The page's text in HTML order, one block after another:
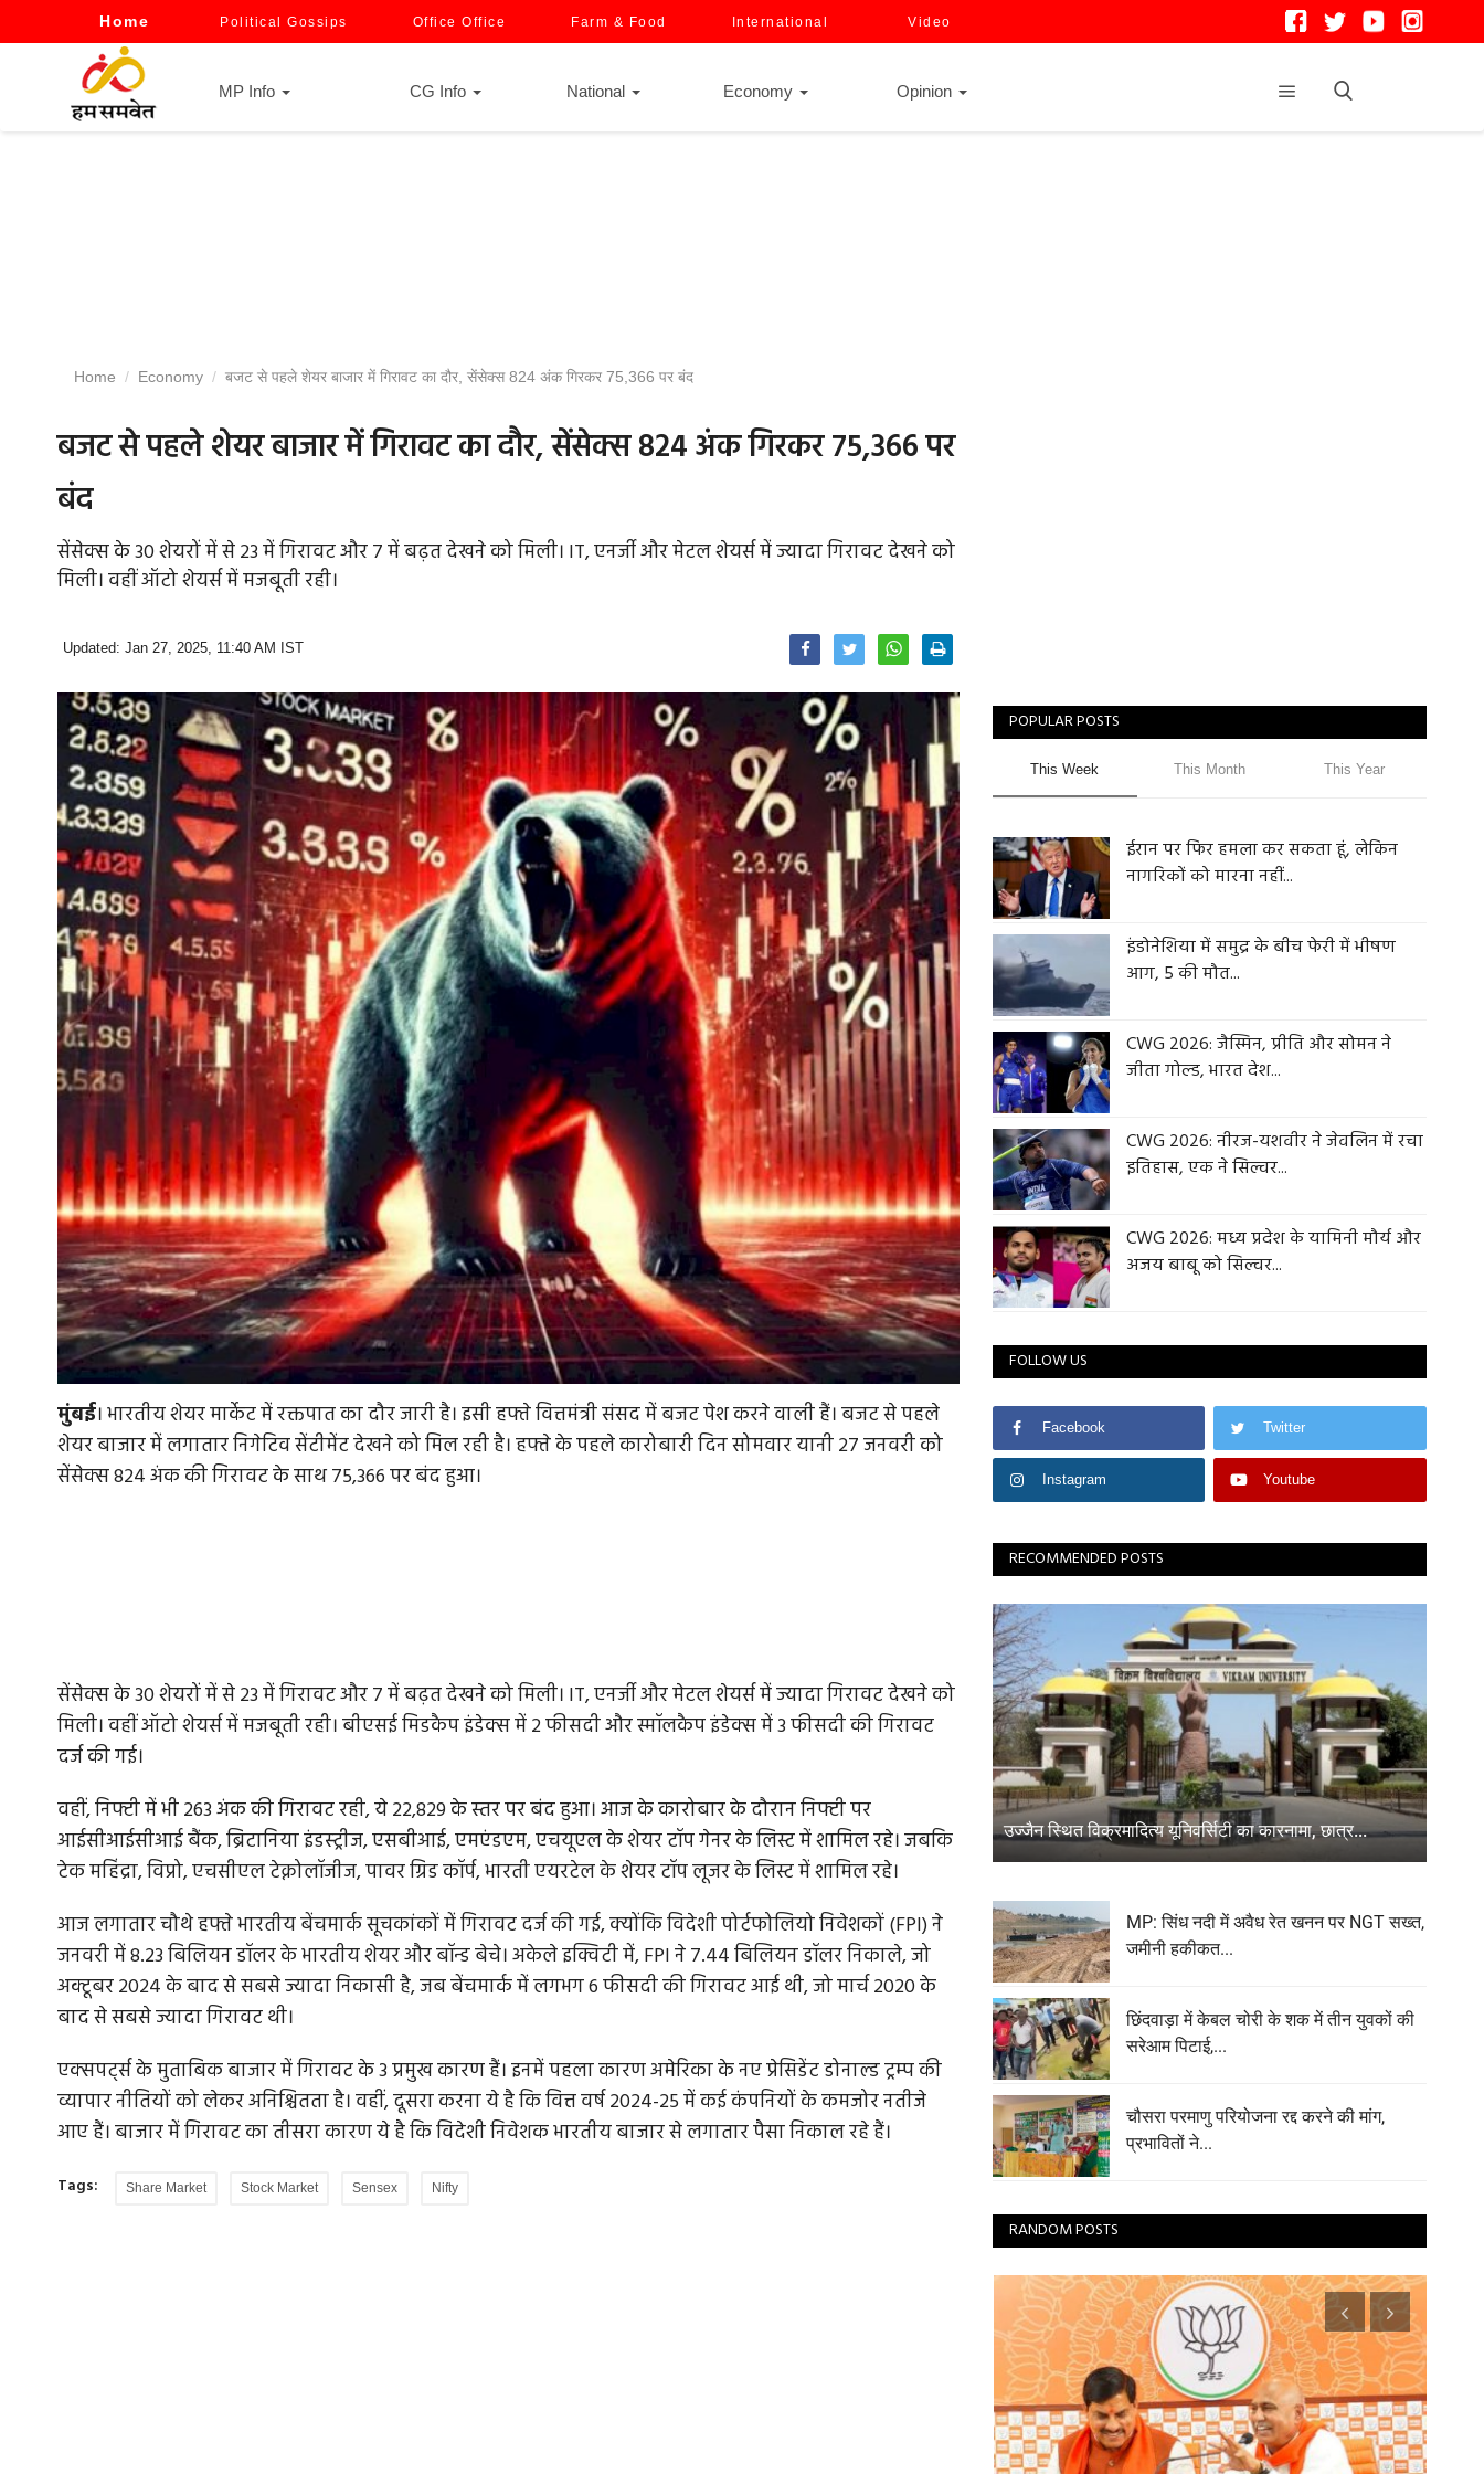
Home Political Gossips Office Office Farm & Food International Video
MP Info CG Info National Economy Opinion
Home Economy बजट से पहले शेयर बाजार में गिरावट का दौर, सेंसेक्स 824 अंक गिरकर 75,366 पर बंद
बजट से पहले शेयर बाजार में गिरावट का दौर, सेंसेक्स 824 अंक गिरकर 75,366 पर
बंद
सेंसेक्स के 30 शेयरों में से 23 में गिरावट और 7 में बढ़त देखने को मिली। IT, एनर्जी और मेटल शेयर्स में ज्यादा गिरावट देखने को
मिली। वहीं ऑटो शेयर्स में मजबूती रही।
Updated: Jan 27, 2025, 11:40 AM IST
मुंबई। भारतीय शेयर मार्केट में रक्तपात का दौर जारी है। इसी हफ्ते वित्तमंत्री संसद में बजट पेश करने वाली हैं। बजट से पहले
शेयर बाजार में लगातार निगेटिव सेंटीमेंट देखने को मिल रही है। हफ्ते के पहले कारोबारी दिन सोमवार यानी 27 जनवरी को
सेंसेक्स 824 अंक की गिरावट के साथ 75,366 पर बंद हुआ।
सेंसेक्स के 30 शेयरों में से 23 में गिरावट और 7 में बढ़त देखने को मिली। IT, एनर्जी और मेटल शेयर्स में ज्यादा गिरावट देखने को
मिली। वहीं ऑटो शेयर्स में मजबूती रही। बीएसई मिडकैप इंडेक्स में 2 फीसदी और स्मॉलकैप इंडेक्स में 3 फीसदी की गिरावट
दर्ज की गई।
वहीं, निफ्टी में भी 263 अंक की गिरावट रही, ये 22,829 के स्तर पर बंद हुआ। आज के कारोबार के दौरान निफ्टी पर
आईसीआईसीआई बैंक, ब्रिटानिया इंडस्ट्रीज, एसबीआई, एमएंडएम, एचयूएल के शेयर टॉप गेनर के लिस्ट में शामिल रहे। जबकि
टेक महिंद्रा, विप्रो, एचसीएल टेक्नोलॉजीज, पावर ग्रिड कॉर्प, भारती एयरटेल के शेयर टॉप लूजर के लिस्ट में शामिल रहे।
आज लगातार चौथे हफ्ते भारतीय बेंचमार्क सूचकांकों में गिरावट दर्ज की गई, क्योंकि विदेशी पोर्टफोलियो निवेशकों (FPI) ने
जनवरी में 8.23 बिलियन डॉलर के भारतीय शेयर और बॉन्ड बेचे। अकेले इक्विटी में, FPI ने 7.44 बिलियन डॉलर निकाले, जो
अक्टूबर 2024 के बाद से सबसे ज्यादा निकासी है, जब बेंचमार्क में लगभग 6 फीसदी की गिरावट आई थी, जो मार्च 2020 के
बाद से सबसे ज्यादा गिरावट थी।
एक्सपर्ट्स के मुताबिक बाजार में गिरावट के 3 प्रमुख कारण हैं। इनमें पहला कारण अमेरिका के नए प्रेसिडेंट डोनाल्ड ट्रम्प की
व्यापार नीतियों को लेकर अनिश्चितता है। वहीं, दूसरा करना ये है कि वित्त वर्ष 2024-25 में कई कंपनियों के कमजोर नतीजे
आए हैं। बाजार में गिरावट का तीसरा कारण ये है कि विदेशी निवेशक भारतीय बाजार से लगातार पैसा निकाल रहे हैं।
Tags: Share Market Stock Market Sensex Nifty
POPULAR POSTS
This Week This Month This Year
ईरान पर फिर हमला कर सकता हूं, लेकिन
नागरिकों को मारना नहीं...
इंडोनेशिया में समुद्र के बीच फेरी में भीषण
आग, 5 की मौत...
CWG 2026: जैस्मिन, प्रीति और सोमन ने
जीता गोल्ड, भारत देश...
CWG 2026: नीरज-यशवीर ने जेवलिन में रचा
इतिहास, एक ने सिल्वर...
CWG 2026: मध्य प्रदेश के यामिनी मौर्य और
अजय बाबू को सिल्वर...
FOLLOW US
Facebook Twitter
Instagram Youtube
RECOMMENDED POSTS
उज्जैन स्थित विक्रमादित्य यूनिवर्सिटी का कारनामा, छात्र...
MP: सिंध नदी में अवैध रेत खनन पर NGT सख्त,
जमीनी हकीकत...
छिंदवाड़ा में केबल चोरी के शक में तीन युवकों की
सरेआम पिटाई,...
चौसरा परमाणु परियोजना रद्द करने की मांग,
प्रभावितों ने...
RANDOM POSTS